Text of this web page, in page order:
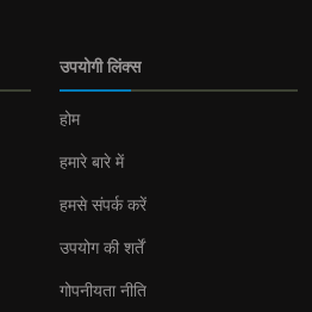
उपयोगी लिंक्स
होम
हमारे बारे में
हमसे संपर्क करें
उपयोग की शर्तें
गोपनीयता नीति